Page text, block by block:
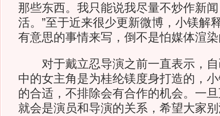
那些东西。我只能说我尽量不炒作新
活。”至于近来很少更新微博，小镁解
有意思的事情来写，倒不是怕媒体渲
对于戴立忍导演之前一直表示，自
中的女主角是为桂纶镁度身打造的，
的合适，不排除会有合作的机会。一
就会是演员和导演的关系，希望大家